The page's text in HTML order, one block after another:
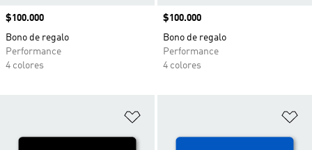
Precio
$100.000
Bono de regalo
Performance
4 colores
Precio
$100.000
Bono de regalo
Performance
4 colores